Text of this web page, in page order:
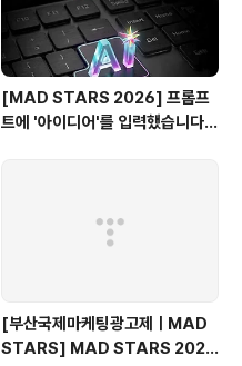
[MAD STARS 2026] 프롬프
트에 '아이디어'를 입력했습니다
[부산국제마케팅광고제ㅣMAD
STARS] MAD STARS 2025